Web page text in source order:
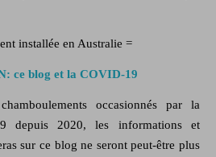
installée en Australie =
ce blog et la COVID-19
occasionnés par la
depuis 2020, les informations et
sur ce blog ne seront peut-être plus